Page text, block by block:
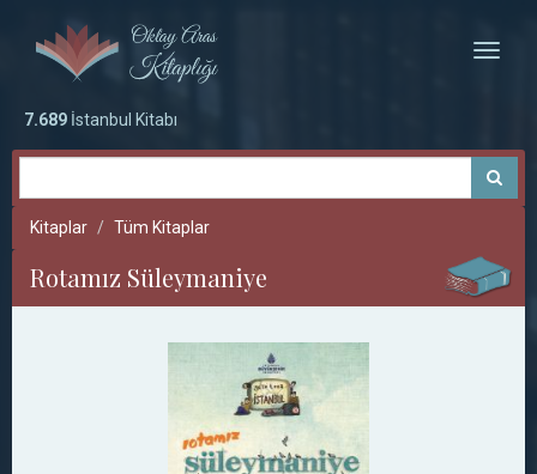
Toggle
7.689 İstanbul Kitabı
Kitaplar Tüm Kitaplar
Rotamız Süleymaniye